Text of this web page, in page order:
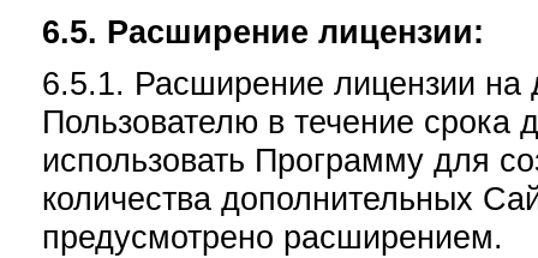
6.5. Расширение лицензии:
6.5.1. Расширение лицензии на
Пользователю в течение срока
использовать Программу для
количества дополнительных
предусмотрено расширением.